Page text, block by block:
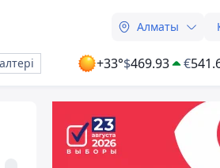
Алматы
+33°$469.93 €